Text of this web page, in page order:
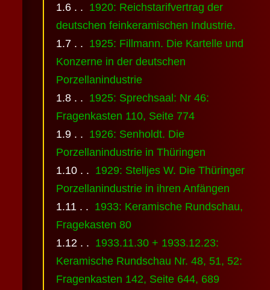
1920: Reichstarifvertrag der
deutschen feinkeramischen Industrie.
1925: Fillmann. Die Kartelle und
Konzerne in der deutschen
Porzellanindustrie
1925: Sprechsaal: Nr 46:
Fragenkasten 110, Seite 774
1926: Senholdt. Die
Porzellanindustrie in Thüringen
1929: Stelljes W. Die Thüringer
Porzellanindustrie in ihren Anfängen
1933: Keramische Rundschau,
Fragekasten 80
1933.11.30 + 1933.12.23:
Keramische Rundschau Nr. 48, 51, 52:
Fragenkasten 142, Seite 644, 689